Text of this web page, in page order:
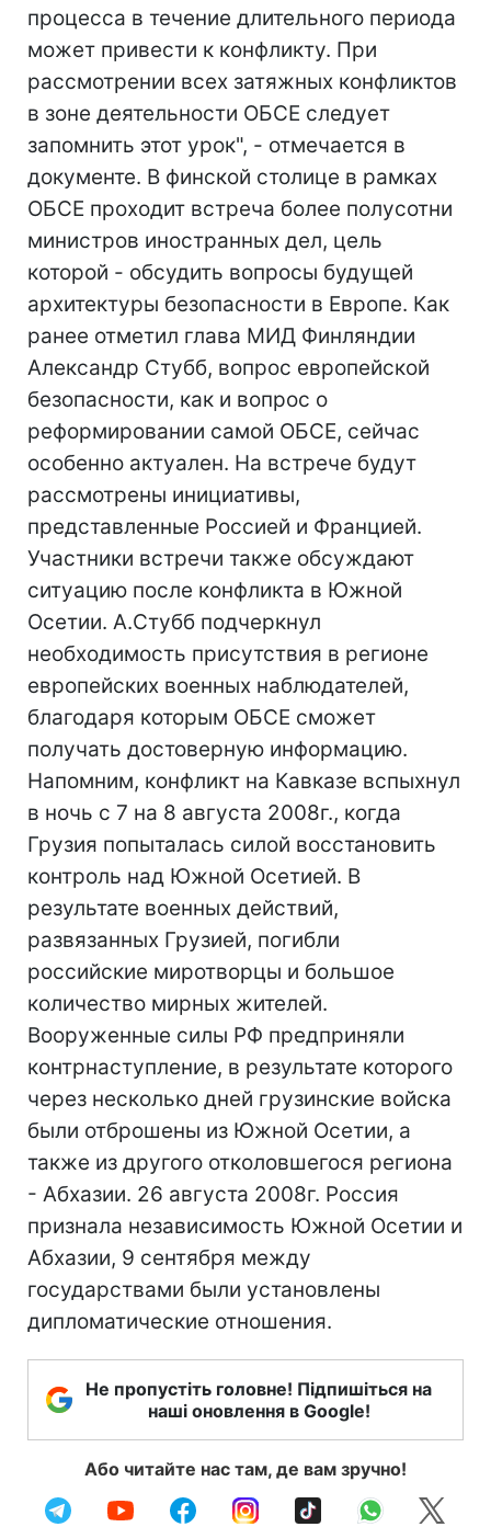
процесса в течение длительного периода
может привести к конфликту. При
рассмотрении всех затяжных конфликтов
в зоне деятельности ОБСЕ следует
запомнить этот урок", - отмечается в
документе. В финской столице в рамках
ОБСЕ проходит встреча более полусотни
министров иностранных дел, цель
которой - обсудить вопросы будущей
архитектуры безопасности в Европе. Как
ранее отметил глава МИД Финляндии
Александр Стубб, вопрос европейской
безопасности, как и вопрос о
реформировании самой ОБСЕ, сейчас
особенно актуален. На встрече будут
рассмотрены инициативы,
представленные Россией и Францией.
Участники встречи также обсуждают
ситуацию после конфликта в Южной
Осетии. А.Стубб подчеркнул
необходимость присутствия в регионе
европейских военных наблюдателей,
благодаря которым ОБСЕ сможет
получать достоверную информацию.
Напомним, конфликт на Кавказе вспыхнул
в ночь с 7 на 8 августа 2008г., когда
Грузия попыталась силой восстановить
контроль над Южной Осетией. В
результате военных действий,
развязанных Грузией, погибли
российские миротворцы и большое
количество мирных жителей.
Вооруженные силы РФ предприняли
контрнаступление, в результате которого
через несколько дней грузинские войска
были отброшены из Южной Осетии, а
также из другого отколовшегося региона
- Абхазии. 26 августа 2008г. Россия
признала независимость Южной Осетии и
Абхазии, 9 сентября между
государствами были установлены
дипломатические отношения.
Не пропустіть головне! Підпишіться на
наші оновлення в Google!
Або читайте нас там, де вам зручно!